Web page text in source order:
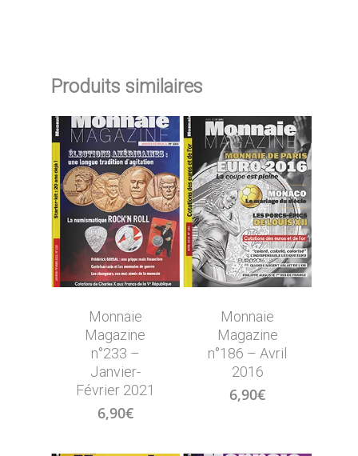
Produits similaires
Monnaie
Magazine
n°233 –
Janvier-
Février 2021
6,90€
Monnaie
Magazine
n°186 – Avril
2016
6,90€